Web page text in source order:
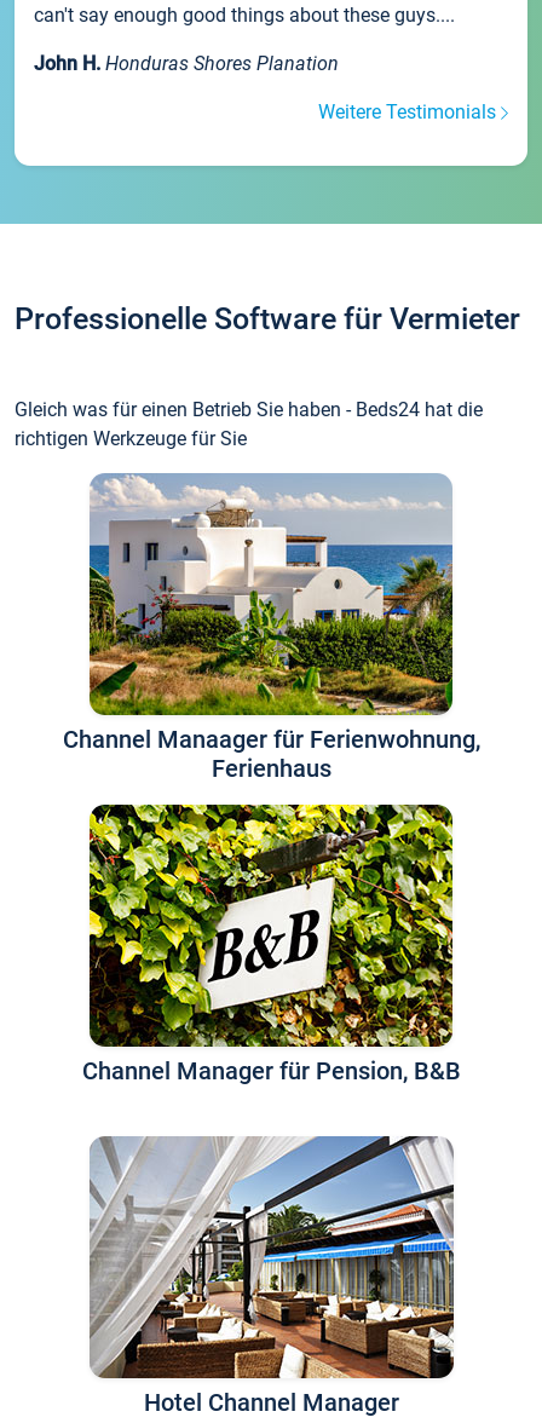
can't say enough good things about these guys....
John H. Honduras Shores Planation
Weitere Testimonials
Professionelle Software für Vermieter
Gleich was für einen Betrieb Sie haben - Beds24 hat die
richtigen Werkzeuge für Sie
Channel Manaager für Ferienwohnung,
Ferienhaus
Channel Manager für Pension, B&B
Hotel Channel Manager